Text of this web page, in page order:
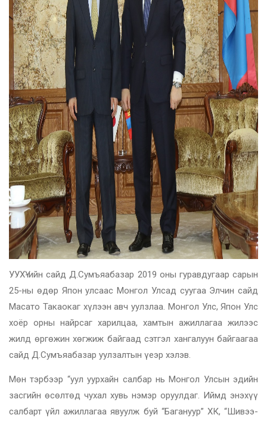
УУХҮ-ийн сайд Д.Сумъяабазар 2019 оны гуравдугаар сарын
25-ны өдөр Япон улсаас Монгол Улсад суугаа Элчин сайд
Масато Такаокаг хүлээн авч уулзлаа. Монгол Улс, Япон Улс
хоёр орны найрсаг харилцаа, хамтын ажиллагаа жилээс
жилд өргөжин хөгжиж байгаад сэтгэл хангалуун байгаагаа
сайд Д.Сумъяабазар уулзалтын үеэр хэлэв.
Мөн тэрбээр “уул уурхайн салбар нь Монгол Улсын эдийн
засгийн өсөлтөд чухал хувь нэмэр оруулдаг. Иймд энэхүү
салбарт үйл ажиллагаа явуулж буй “Багануур” ХК, “Шивээ-